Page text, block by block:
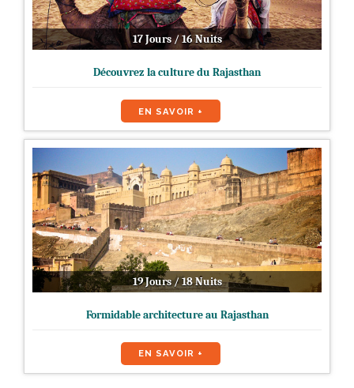
17 Jours / 16 Nuits
Découvrez la culture du Rajasthan
EN SAVOIR +
19 Jours / 18 Nuits
Formidable architecture au Rajasthan
EN SAVOIR +